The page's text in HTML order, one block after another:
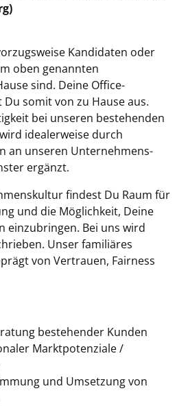
Kandidaten oder
oben genannten
sind. Deine Office-
somit von zu Hause aus.
bei unseren bestehenden
idealerweise durch
an unseren Unternehmens-
ergänzt.
findest Du Raum für
und die Möglichkeit, Deine
einzubringen. Bei uns wird
Unser familiäres
von Vertrauen, Fairness
bestehender Kunden
Marktpotenziale /
und Umsetzung von